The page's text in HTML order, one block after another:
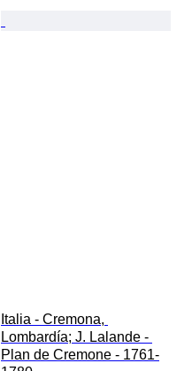
Italia - Cremona,
Lombardía; J. Lalande -
Plan de Cremone - 1761-